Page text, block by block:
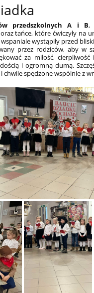
przedszkolnych A i B,
tańce, które ćwiczyły na
wystąpiły przed
przez rodziców, aby w
za miłość, cierpliwość
i ogromną dumą.
chwile spędzone wspólnie z